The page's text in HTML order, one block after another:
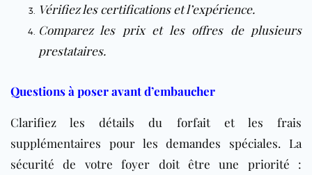
Vérifiez les certifications et l’expérience.
Comparez les prix et les offres de plusieurs
prestataires.
Questions à poser avant d’embaucher
Clarifiez les détails du forfait et les frais
supplémentaires pour les demandes spéciales. La
sécurité de votre foyer doit être une priorité :